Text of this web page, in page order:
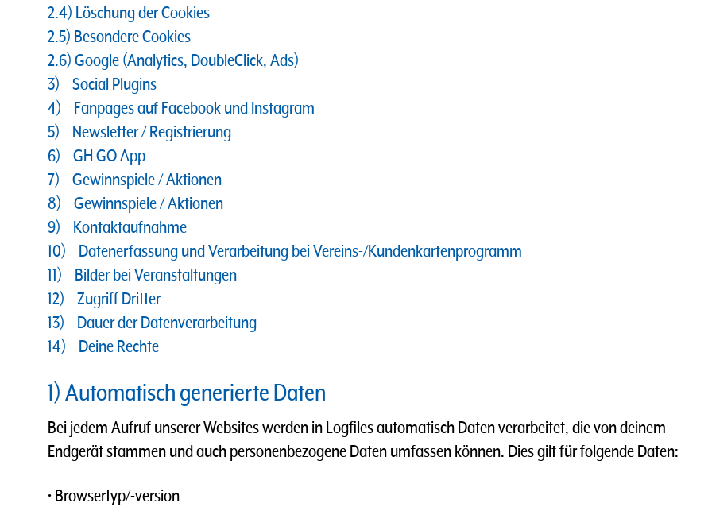
2.4) Löschung der Cookies
2.5) Besondere Cookies
2.6) Google (Analytics, DoubleClick, Ads)
3) Social Plugins
4) Fanpages auf Facebook und Instagram
5) Newsletter / Registrierung
6) GH GO App
7) Gewinnspiele / Aktionen
8) Gewinnspiele / Aktionen
9) Kontaktaufnahme
10) Datenerfassung und Verarbeitung bei Vereins-/Kundenkartenprogramm
11) Bilder bei Veranstaltungen
12) Zugriff Dritter
13) Dauer der Datenverarbeitung
14) Deine Rechte
1) Automatisch generierte Daten
Bei jedem Aufruf unserer Websites werden in Logfiles automatisch Daten verarbeitet, die von deinem
Endgerät stammen und auch personenbezogene Daten umfassen können. Dies gilt für folgende Daten:
• Browsertyp/-version